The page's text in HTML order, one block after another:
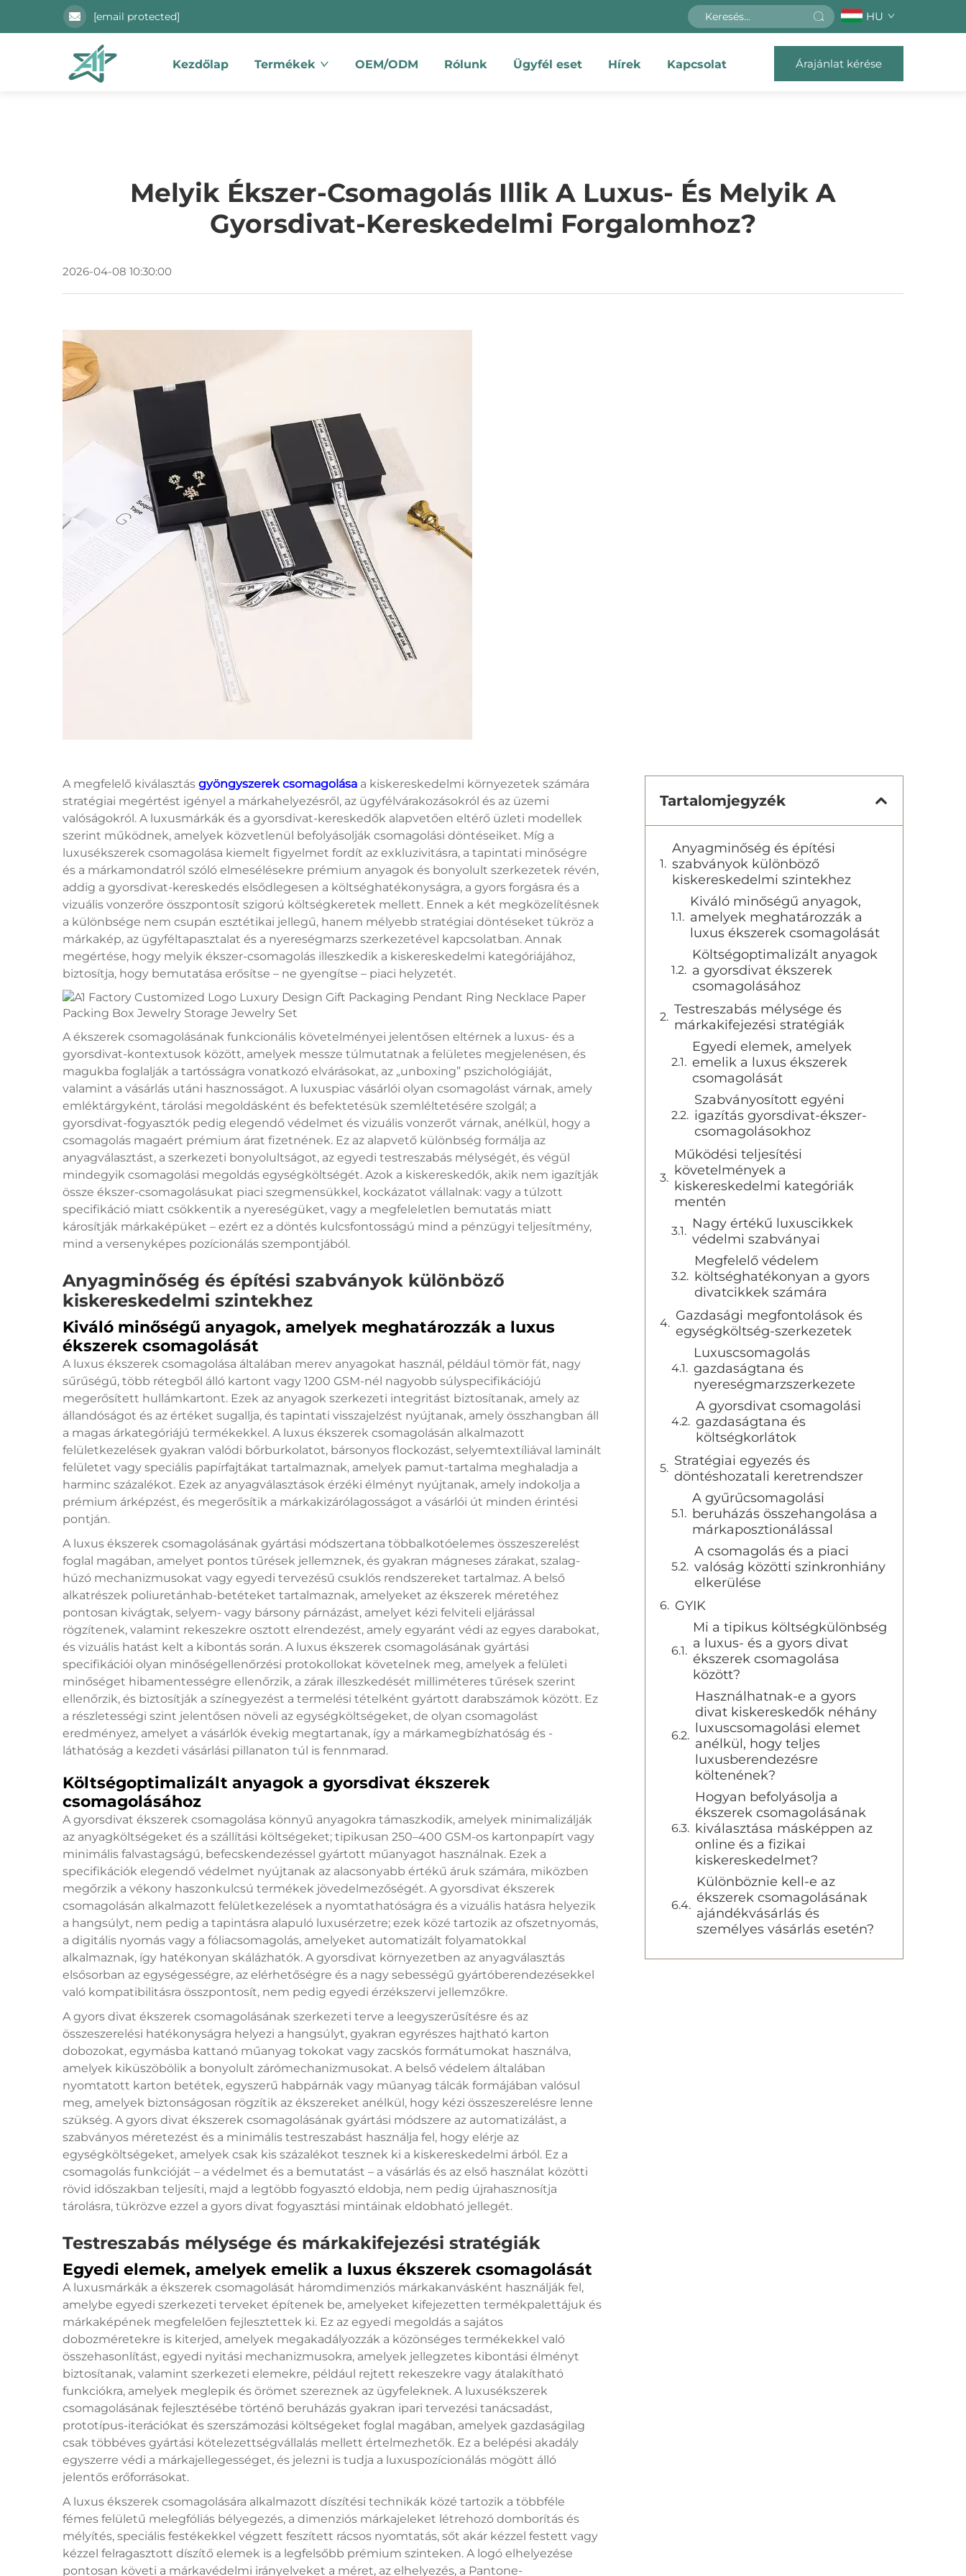
[email protected] HU
Kezdőlap Termékek OEM/ODM Rólunk Ügyfél eset Hírek Kapcsolat Árajánlat kérése
Melyik Ékszer-Csomagolás Illik A Luxus- És Melyik A
Gyorsdivat-Kereskedelmi Forgalomhoz?
2026-04-08 10:30:00
A megfelelő kiválasztás gyöngyszerek csomagolása a kiskereskedelmi környezetek számára
stratégiai megértést igényel a márkahelyezésről, az ügyfélvárakozásokról és az üzemi
valóságokról. A luxusmárkák és a gyorsdivat-kereskedők alapvetően eltérő üzleti modellek
szerint működnek, amelyek közvetlenül befolyásolják csomagolási döntéseiket. Míg a
luxusékszerek csomagolása kiemelt figyelmet fordít az exkluzivitásra, a tapintati minőségre
és a márkamondatról szóló elmesélésekre prémium anyagok és bonyolult szerkezetek révén,
addig a gyorsdivat-kereskedés elsődlegesen a költséghatékonyságra, a gyors forgásra és a
vizuális vonzerőre összpontosít szigorú költségkeretek mellett. Ennek a két megközelítésnek
a különbsége nem csupán esztétikai jellegű, hanem mélyebb stratégiai döntéseket tükröz a
márkakép, az ügyféltapasztalat és a nyereségmarzs szerkezetével kapcsolatban. Annak
megértése, hogy melyik ékszer-csomagolás illeszkedik a kiskereskedelmi kategóriájához,
biztosítja, hogy bemutatása erősítse – ne gyengítse – piaci helyzetét.
A ékszerek csomagolásának funkcionális követelményei jelentősen eltérnek a luxus- és a
gyorsdivat-kontextusok között, amelyek messze túlmutatnak a felületes megjelenésen, és
magukba foglalják a tartósságra vonatkozó elvárásokat, az „unboxing” pszichológiáját,
valamint a vásárlás utáni hasznosságot. A luxuspiac vásárlói olyan csomagolást várnak, amely
emléktárgyként, tárolási megoldásként és befektetésük szemléltetésére szolgál; a
gyorsdivat-fogyasztók pedig elegendő védelmet és vizuális vonzerőt várnak, anélkül, hogy a
csomagolás magaért prémium árat fizetnének. Ez az alapvető különbség formálja az
anyagválasztást, a szerkezeti bonyolultságot, az egyedi testreszabás mélységét, és végül
mindegyik csomagolási megoldás egységköltségét. Azok a kiskereskedők, akik nem igazítják
össze ékszer-csomagolásukat piaci szegmensükkel, kockázatot vállalnak: vagy a túlzott
specifikáció miatt csökkentik a nyereségüket, vagy a megfeleletlen bemutatás miatt
károsítják márkaképüket – ezért ez a döntés kulcsfontosságú mind a pénzügyi teljesítmény,
mind a versenyképes pozícionálás szempontjából.
Anyagminőség és építési szabványok különböző
kiskereskedelmi szintekhez
Kiváló minőségű anyagok, amelyek meghatározzák a luxus
ékszerek csomagolását
A luxus ékszerek csomagolása általában merev anyagokat használ, például tömör fát, nagy
sűrűségű, több rétegből álló kartont vagy 1200 GSM-nél nagyobb súlyspecifikációjú
megerősített hullámkartont. Ezek az anyagok szerkezeti integritást biztosítanak, amely az
állandóságot és az értéket sugallja, és tapintati visszajelzést nyújtanak, amely összhangban áll
a magas árkategóriájú termékekkel. A luxus ékszerek csomagolásán alkalmazott
felületkezelések gyakran valódi bőrburkolatot, bársonyos flockozást, selyemtextíliával laminált
felületet vagy speciális papírfajtákat tartalmaznak, amelyek pamut-tartalma meghaladja a
harminc százalékot. Ezek az anyagválasztások érzéki élményt nyújtanak, amely indokolja a
prémium árképzést, és megerősítik a márkakizárólagosságot a vásárlói út minden érintési
pontján.
A luxus ékszerek csomagolásának gyártási módszertana többalkotóelemes összeszerelést
foglal magában, amelyet pontos tűrések jellemznek, és gyakran mágneses zárakat, szalag-
húzó mechanizmusokat vagy egyedi tervezésű csuklós rendszereket tartalmaz. A belső
alkatrészek poliuretánhab-betéteket tartalmaznak, amelyeket az ékszerek méretéhez
pontosan kivágtak, selyem- vagy bársony párnázást, amelyet kézi felviteli eljárással
rögzítenek, valamint rekeszekre osztott elrendezést, amely egyaránt védi az egyes darabokat,
és vizuális hatást kelt a kibontás során. A luxus ékszerek csomagolásának gyártási
specifikációi olyan minőségellenőrzési protokollokat követelnek meg, amelyek a felületi
minőséget hibamentességre ellenőrzik, a zárak illeszkedését milliméteres tűrések szerint
ellenőrzik, és biztosítják a színegyezést a termelési tételként gyártott darabszámok között. Ez
a részletességi szint jelentősen növeli az egységköltségeket, de olyan csomagolást
eredményez, amelyet a vásárlók évekig megtartanak, így a márkamegbízhatóság és -
láthatóság a kezdeti vásárlási pillanaton túl is fennmarad.
Költségoptimalizált anyagok a gyorsdivat ékszerek
csomagolásához
A gyorsdivat ékszerek csomagolása könnyű anyagokra támaszkodik, amelyek minimalizálják
az anyagköltségeket és a szállítási költségeket; tipikusan 250–400 GSM-os kartonpapírt vagy
minimális falvastagságú, befecskendezéssel gyártott műanyagot használnak. Ezek a
specifikációk elegendő védelmet nyújtanak az alacsonyabb értékű áruk számára, miközben
megőrzik a vékony haszonkulcsú termékek jövedelmezőségét. A gyorsdivat ékszerek
csomagolásán alkalmazott felületkezelések a nyomtathatóságra és a vizuális hatásra helyezik
a hangsúlyt, nem pedig a tapintásra alapuló luxusérzetre; ezek közé tartozik az ofszetnyomás,
a digitális nyomás vagy a fóliacsomagolás, amelyeket automatizált folyamatokkal
alkalmaznak, így hatékonyan skálázhatók. A gyorsdivat környezetben az anyagválasztás
elsősorban az egységességre, az elérhetőségre és a nagy sebességű gyártóberendezésekkel
való kompatibilitásra összpontosít, nem pedig egyedi érzékszervi jellemzőkre.
A gyors divat ékszerek csomagolásának szerkezeti terve a leegyszerűsítésre és az
összeszerelési hatékonyságra helyezi a hangsúlyt, gyakran egyrészes hajtható karton
dobozokat, egymásba kattanó műanyag tokokat vagy zacskós formátumokat használva,
amelyek kiküszöbölik a bonyolult zárómechanizmusokat. A belső védelem általában
nyomtatott karton betétek, egyszerű habpárnák vagy műanyag tálcák formájában valósul
meg, amelyek biztonságosan rögzítik az ékszereket anélkül, hogy kézi összeszerelésre lenne
szükség. A gyors divat ékszerek csomagolásának gyártási módszere az automatizálást, a
szabványos méretezést és a minimális testreszabást használja fel, hogy elérje az
egységköltségeket, amelyek csak kis százalékot tesznek ki a kiskereskedelmi árból. Ez a
csomagolás funkcióját – a védelmet és a bemutatást – a vásárlás és az első használat közötti
rövid időszakban teljesíti, majd a legtöbb fogyasztó eldobja, nem pedig újrahasznosítja
tárolásra, tükrözve ezzel a gyors divat fogyasztási mintáinak eldobható jellegét.
Testreszabás mélysége és márkakifejezési stratégiák
Egyedi elemek, amelyek emelik a luxus ékszerek csomagolását
A luxusmárkák a ékszerek csomagolását háromdimenziós márkakanvásként használják fel,
amelybe egyedi szerkezeti terveket építenek be, amelyeket kifejezetten termékpalettájuk és
márkaképének megfelelően fejlesztettek ki. Ez az egyedi megoldás a sajátos
dobozméretekre is kiterjed, amelyek megakadályozzák a közönséges termékekkel való
összehasonlítást, egyedi nyitási mechanizmusokra, amelyek jellegzetes kibontási élményt
biztosítanak, valamint szerkezeti elemekre, például rejtett rekeszekre vagy átalakítható
funkciókra, amelyek meglepik és örömet szereznek az ügyfeleknek. A luxusékszerek
csomagolásának fejlesztésébe történő beruházás gyakran ipari tervezési tanácsadást,
prototípus-iterációkat és szerszámozási költségeket foglal magában, amelyek gazdaságilag
csak többéves gyártási kötelezettségvállalás mellett értelmezhetők. Ez a belépési akadály
egyszerre védi a márkajellegességet, és jelezni is tudja a luxuspozícionálás mögött álló
jelentős erőforrásokat.
A luxus ékszerek csomagolására alkalmazott díszítési technikák közé tartozik a többféle
fémes felületű melegfóliás bélyegezés, a dimenziós márkajeleket létrehozó domborítás és
mélyítés, speciális festékekkel végzett feszített rácsos nyomtatás, sőt akár kézzel festett vagy
kézzel felragasztott díszítő elemek is a legfelsőbb prémium szinteken. A logó elhelyezése
pontosan követi a márkavédelmi irányelveket a méret, az elhelyezés, a Pantone-
Tartalomjegyzék
Anyagminőség és építési
szabványok különböző
kiskereskedelmi szintekhez
Kiváló minőségű anyagok,
amelyek meghatározzák a
luxus ékszerek csomagolását
Költségoptimalizált anyagok
a gyorsdivat ékszerek
csomagolásához
Testreszabás mélysége és
márkakifejezési stratégiák
Egyedi elemek, amelyek
emelik a luxus ékszerek
csomagolását
Szabványosított egyéni
igazítás gyorsdivat-ékszer-
csomagolásokhoz
Működési teljesítési
követelmények a
kiskereskedelmi kategóriák
mentén
Nagy értékű luxuscikkek
védelmi szabványai
Megfelelő védelem
költséghatékonyan a gyors
divatcikkek számára
Gazdasági megfontolások és
egységköltség-szerkezetek
Luxuscsomagolás
gazdaságtana és
nyereségmarzszerkezete
A gyorsdivat csomagolási
gazdaságtana és
költségkorlátok
Stratégiai egyezés és
döntéshozatali keretrendszer
A gyűrűcsomagolási
beruházás összehangolása a
márkaposztionálással
A csomagolás és a piaci
valóság közötti szinkronhiány
elkerülése
GYIK
Mi a tipikus költségkülönbség
a luxus- és a gyors divat
ékszerek csomagolása
között?
Használhatnak-e a gyors
divat kiskereskedők néhány
luxuscsomagolási elemet
anélkül, hogy teljes
luxusberendezésre
költenének?
Hogyan befolyásolja a
ékszerek csomagolásának
kiválasztása másképpen az
online és a fizikai
kiskereskedelmet?
Különböznie kell-e az
ékszerek csomagolásának
ajándékvásárlás és
személyes vásárlás esetén?